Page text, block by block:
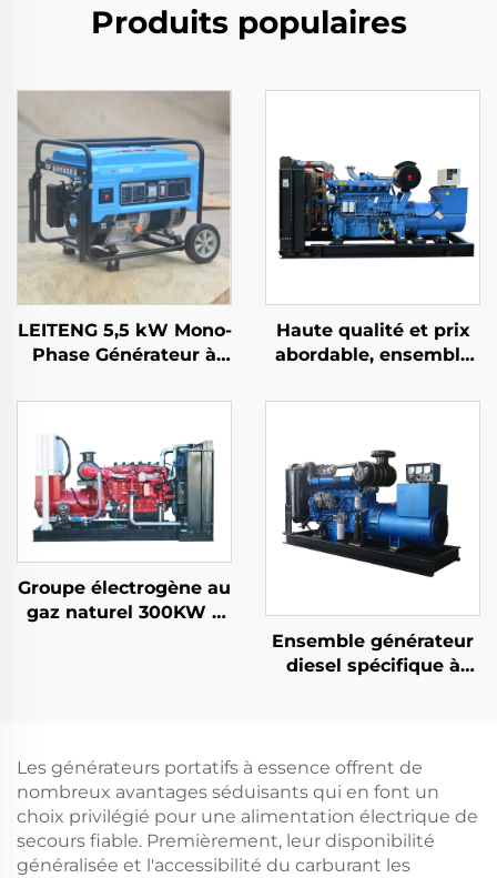
Produits populaires
LEITENG 5,5 kW Mono-
Phase Générateur à
50Hz/60Hz Fréquence
Nominale 380V
Tension Nominale
Retour
Haute qualité et prix
abordable, ensemble
Ricardo de 200KW
Groupe électrogène au
gaz naturel 300KW à
Ensemble générateur
diesel spécifique à
d'électricité
Les générateurs portatifs à essence offrent de
nombreux avantages séduisants qui en font un
choix privilégié pour une alimentation électrique de
secours fiable. Premièrement, leur disponibilité
généralisée et l'accessibilité du carburant les